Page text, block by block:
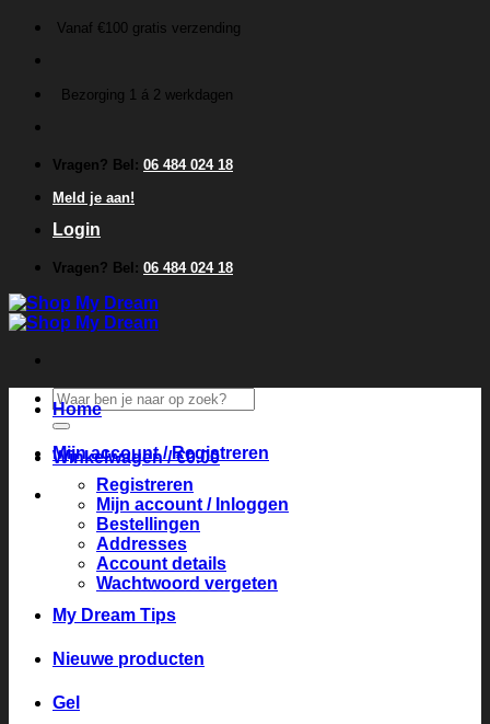
inhoud
Vanaf €100 gratis verzending
Bezorging 1 á 2 werkdagen
Vragen? Bel: 06 484 024 18
Meld je aan!
Login
Vragen? Bel: 06 484 024 18
Zoeken
naar:
Winkelwagen /€0.00
Home
Mijn account / Registreren
Registreren
Mijn account / Inloggen
Bestellingen
Addresses
Account details
Wachtwoord vergeten
My Dream Tips
Nieuwe producten
Gel